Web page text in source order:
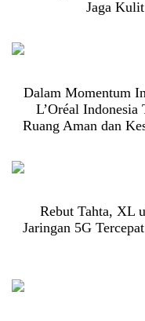
Jaga
Dalam Momentum
L’Oréal
Ruang Aman dan
Rebut Tahta, XL
Jaringan 5G